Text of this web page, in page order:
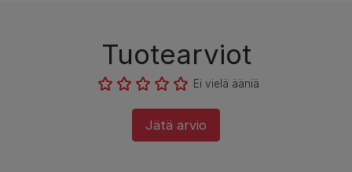
Tuotearviot
Ei vielä ääniä
Jätä arvio